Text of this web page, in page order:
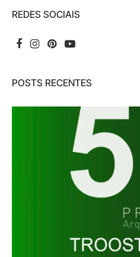
REDES SOCIAIS
POSTS RECENTES